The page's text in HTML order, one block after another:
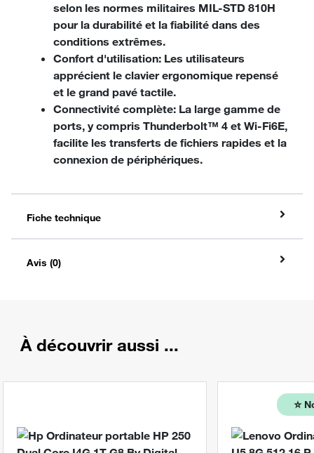
selon les normes militaires MIL-STD 810H
pour la durabilité et la fiabilité dans des
conditions extrêmes.
Confort d'utilisation: Les utilisateurs
apprécient le clavier ergonomique repensé
et le grand pavé tactile.
Connectivité complète: La large gamme de
ports, y compris Thunderbolt™ 4 et Wi-Fi6E,
facilite les transferts de fichiers rapides et la
connexion de périphériques.
Fiche technique
Avis (0)
À découvrir aussi ...
⭐️